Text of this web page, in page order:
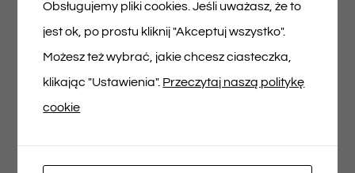
Obsługujemy pliki cookies. Jeśli uważasz, że to
jest ok, po prostu kliknij "Akceptuj wszystko".
Możesz też wybrać, jakie chcesz ciasteczka,
klikając "Ustawienia". Przeczytaj naszą politykę
cookie